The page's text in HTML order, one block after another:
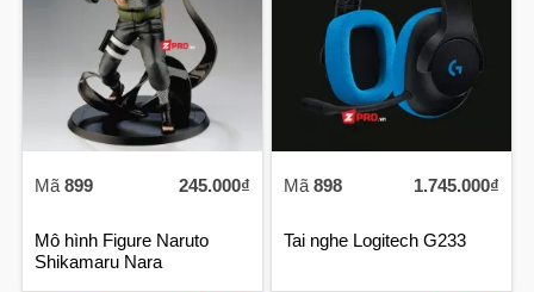
Mã 899 245.000₫
Mô hình Figure Naruto
Shikamaru Nara
Mã 898 1.745.000₫
Tai nghe Logitech G233